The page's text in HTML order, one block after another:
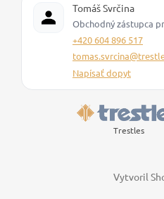
Tomáš Svrčina
Obchodný zástupca
+420 604 896 517
Napísať dopyt
Trestles
Vytvoril